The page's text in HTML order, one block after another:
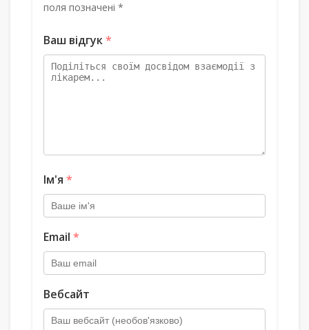
поля позначені *
Ваш відгук*
Ім'я *
Email *
Вебсайт